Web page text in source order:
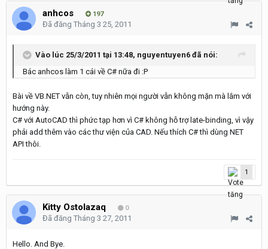
anhcos 197
Đã đăng Tháng 3 25, 2011
Vào lúc 25/3/2011 tại 13:48, nguyentuyen6 đã nói:
Bác anhcos làm 1 cái về C# nữa đi :P
Bài về VB.NET vẫn còn, tuy nhiên mọi người vẫn không mặn mà lắm với
hướng này.
C# với AutoCAD thì phức tạp hơn vì C# không hỗ trợ late-binding, vì vậy
phải add thêm vào các thư viện của CAD. Nếu thích C# thì dùng NET
API thôi.
1
Kitty Ostolazaq 0
Đã đăng Tháng 3 27, 2011
Hello. And Bye.